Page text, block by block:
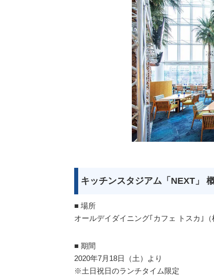
キッチンスタジアム「NEXT」
■ 場所
オールデイダイニング｢カフェ トスカ｣（
■ 期間
2020年7月18日（土）より
※土日祝日のランチタイム限定